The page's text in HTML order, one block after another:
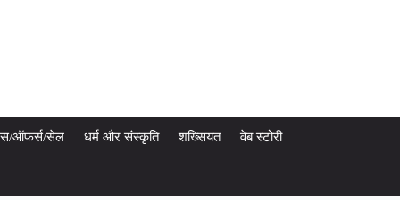
ऑफर्स/सेल धर्म और संस्कृति शख्सियत वेब स्टोरी